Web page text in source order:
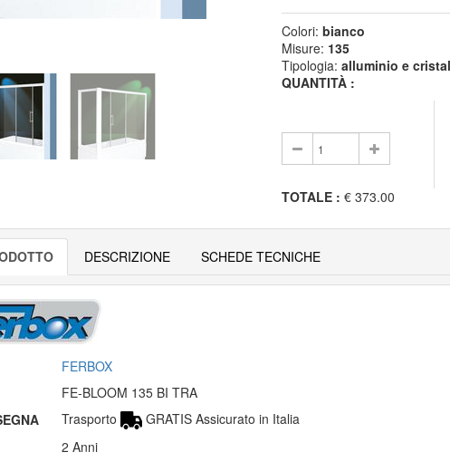
Colori:bianco
Misure: 135
Tipologia:alluminio e
QUANTITÀ :
TOTALE : € 373.00
DESCRIZIONE SCHEDE TECNICHE
FERBOX
FE-BLOOM 135 BI TRA
Trasporto
GRATIS Assicurato in Italia
2 Anni